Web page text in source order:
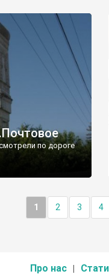
по дороге
1 2 3 4
Про нас